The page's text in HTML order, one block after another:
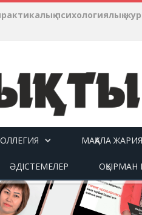
психологиялық
МАҚАЛА
ӘДІСТЕМЕЛЕР ОҚЫРМАН